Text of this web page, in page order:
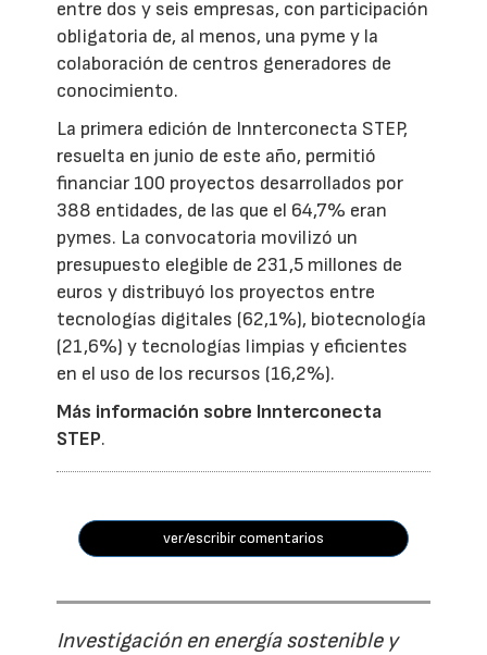
entre dos y seis empresas, con participación
obligatoria de, al menos, una pyme y la
colaboración de centros generadores de
conocimiento.
La primera edición de Innterconecta STEP,
resuelta en junio de este año, permitió
financiar 100 proyectos desarrollados por
388 entidades, de las que el 64,7% eran
pymes. La convocatoria movilizó un
presupuesto elegible de 231,5 millones de
euros y distribuyó los proyectos entre
tecnologías digitales (62,1%), biotecnología
(21,6%) y tecnologías limpias y eficientes
en el uso de los recursos (16,2%).
Más información sobre Innterconecta
STEP.
ver/escribir comentarios
Investigación en energía sostenible y